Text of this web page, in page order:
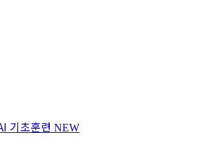
기초훈련 NEW